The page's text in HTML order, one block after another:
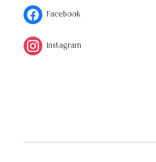
Facebook
Instagram